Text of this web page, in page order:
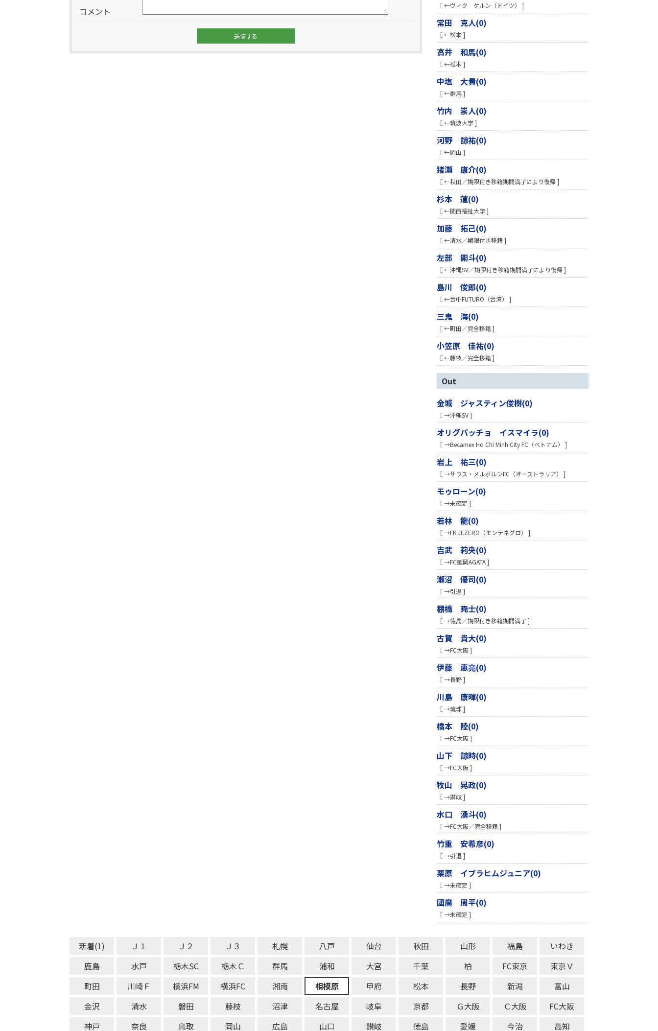
コメント
［ ←ヴィク ケルン（ドイツ） ]
常田 克人(0)
［ ←松本 ]
高井 和馬(0)
［ ←松本 ]
中塩 大貴(0)
［ ←群馬 ]
竹内 崇人(0)
［ ←筑波大学 ]
河野 諒祐(0)
［ ←岡山 ]
猪瀬 康介(0)
［ ←秋田／期限付き移籍期間満了により復帰 ]
杉本 蓮(0)
［ ←関西福祉大学 ]
加藤 拓己(0)
［ ←清水／期限付き移籍 ]
左部 開斗(0)
［ ←沖縄SV／期限付き移籍期間満了により復帰 ]
島川 俊郎(0)
［ ←台中FUTURO（台湾） ]
三鬼 海(0)
［ ←町田／完全移籍 ]
小笠原 佳祐(0)
［ ←藤枝／完全移籍 ]
Out
金城 ジャスティン俊樹(0)
［ →沖縄SV ]
オリグバッチョ イスマイラ(0)
［ →Becamex Ho Chi Minh City FC（ベトナム） ]
岩上 祐三(0)
［ →サウス・メルボルンFC（オーストラリア） ]
モゥローン(0)
［ →未確定 ]
若林 龍(0)
［ →FK JEZERO（モンテネグロ） ]
吉武 莉央(0)
［ →FC延岡AGATA ]
瀬沼 優司(0)
［ →引退 ]
棚橋 尭士(0)
［ →徳島／期限付き移籍期間満了 ]
古賀 貴大(0)
［ →FC大阪 ]
伊藤 恵亮(0)
［ →長野 ]
川島 康暉(0)
［ →琉球 ]
橋本 陸(0)
［ →FC大阪 ]
山下 諒時(0)
［ →FC大阪 ]
牧山 晃政(0)
［ →讃岐 ]
水口 湧斗(0)
［ →FC大阪／完全移籍 ]
竹重 安希彦(0)
［ →引退 ]
栗原 イブラヒムジュニア(0)
［ →未確定 ]
國廣 周平(0)
［ →未確定 ]
新着(1) Ｊ１ Ｊ２ Ｊ３ 札幌 八戸 仙台 秋田 山形 福島
いわき
鹿島
水戸 栃木SC 栃木Ｃ 群馬 浦和 大宮 千葉 柏 FC東京
東京Ｖ
町田
川崎Ｆ 横浜FM 横浜FC 湘南 相模原 甲府 松本 長野 新潟
富山
金沢
清水 磐田 藤枝 沼津 名古屋 岐阜 京都 Ｇ大阪 Ｃ大阪
FC大阪
神戸
奈良 鳥取 岡山 広島 山口 讃岐 徳島 愛媛 今治 高知